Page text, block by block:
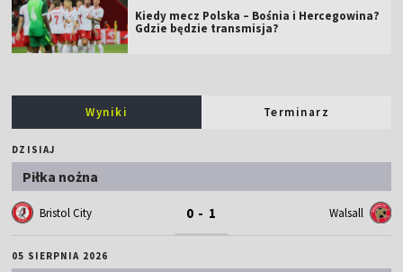
Kiedy mecz Polska – Bośnia i Hercegowina?
Gdzie będzie transmisja?
Wyniki Terminarz
DZISIAJ
Piłka nożna
Bristol City 0 - 1 Walsall
05 SIERPNIA 2026